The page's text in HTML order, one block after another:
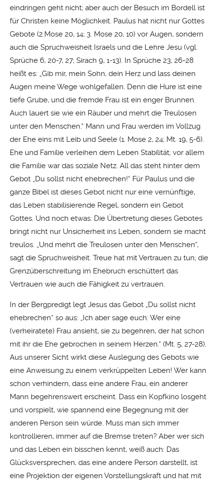
eindringen geht nicht; aber auch der Besuch im Bordell ist
für Christen keine Möglichkeit. Paulus hat nicht nur Gottes
Gebote (2.Mose 20, 14; 3. Mose 20, 10) vor Augen, sondern
auch die Spruchweisheit Israels und die Lehre Jesu (vgl.
Sprüche 6, 20-7, 27; Sirach 9, 1-13). In Sprüche 23, 26-28
heißt es: „Gib mir, mein Sohn, dein Herz und lass deinen
Augen meine Wege wohlgefallen. Denn die Hure ist eine
tiefe Grube, und die fremde Frau ist ein enger Brunnen.
Auch lauert sie wie ein Räuber und mehrt die Treulosen
unter den Menschen.“ Mann und Frau werden im Vollzug
der Ehe eins mit Leib und Seele (1. Mose 2, 24; Mt. 19, 5-6).
Ehe und Familie verleihen dem Leben Stabilität; vor allem
die Familie war das soziale Netz. All das steht hinter dem
Gebot „Du sollst nicht ehebrechen!“ Für Paulus und die
ganze Bibel ist dieses Gebot nicht nur eine vernünftige,
das Leben stabilisierende Regel, sondern ein Gebot
Gottes. Und noch etwas: Die Übertretung dieses Gebotes
bringt nicht nur Unsicherheit ins Leben, sondern sie macht
treulos. „Und mehrt die Treulosen unter den Menschen“,
sagt die Spruchweisheit. Treue hat mit Vertrauen zu tun; die
Grenzüberschreitung im Ehebruch erschüttert das
Vertrauen wie auch die Fähigkeit zu vertrauen.
In der Bergpredigt legt Jesus das Gebot „Du sollst nicht
ehebrechen“ so aus: „Ich aber sage euch: Wer eine
(verheiratete) Frau ansieht, sie zu begehren, der hat schon
mit ihr die Ehe gebrochen in seinem Herzen.“ (Mt. 5, 27-28).
Aus unserer Sicht wirkt diese Auslegung des Gebots wie
eine Anweisung zu einem verkrüppelten Leben! Wer kann
schon verhindern, dass eine andere Frau, ein anderer
Mann begehrenswert erscheint. Dass ein Kopfkino losgeht
und vorspielt, wie spannend eine Begegnung mit der
anderen Person sein würde. Muss man sich immer
kontrollieren, immer auf die Bremse treten? Aber wer sich
und das Leben ein bisschen kennt, weiß auch: Das
Glücksversprechen, das eine andere Person darstellt, ist
eine Projektion der eigenen Vorstellungskraft und hat mit